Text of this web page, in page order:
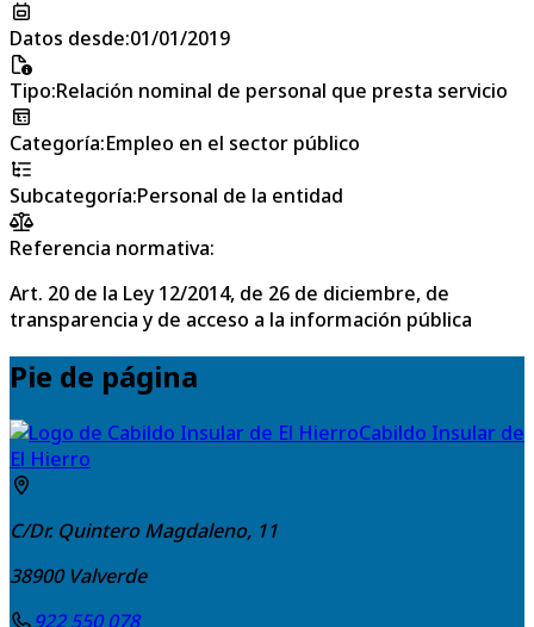
Datos desde:01/01/2019
Tipo:Relación nominal de personal que presta servicio
Categoría:Empleo en el sector público
Subcategoría:Personal de la entidad
Referencia normativa:
Art. 20 de la Ley 12/2014, de 26 de diciembre, de
transparencia y de acceso a la información pública
Pie de página
Cabildo Insular de
El Hierro
C/Dr. Quintero Magdaleno, 11
38900 Valverde
922 550 078